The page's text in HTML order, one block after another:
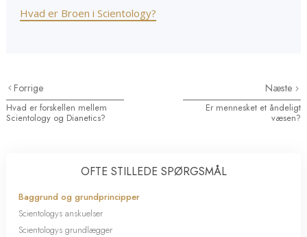
Hvad er Broen i Scientology?
Forrige
Hvad er forskellen mellem
Scientology og Dianetics?
Næste
Er mennesket et åndeligt
væsen?
OFTE STILLEDE SPØRGSMÅL
Baggrund og grundprincipper
Scientologys anskuelser
Scientologys grundlægger